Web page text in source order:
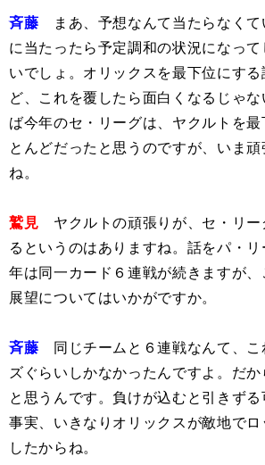
斉藤 まあ、予想なんて当たらなくて
に当たったら予定調和の状況になっ
いでしょ。オリックスを最下位にす
ど、これを覆したら面白くなるじゃな
ば今年のセ・リーグは、ヤクルトを
とんどだったと思うのですが、いま頑
ね。
鷲見 ヤクルトの頑張りが、セ・リー
るというのはありますね。話をパ・
年は同一カード６連戦が続きますが
展望についてはいかがですか。
斉藤 同じチームと６連戦なんて、こ
ズぐらいしかなかったんですよ。だ
と思うんです。負けが込むと引きずる
事実、いきなりオリックスが敵地でロ
したからね。